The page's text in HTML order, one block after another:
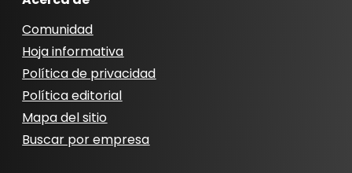
Comunidad
Hoja informativa
Política de privacidad
Política editorial
Mapa del sitio
Buscar por empresa